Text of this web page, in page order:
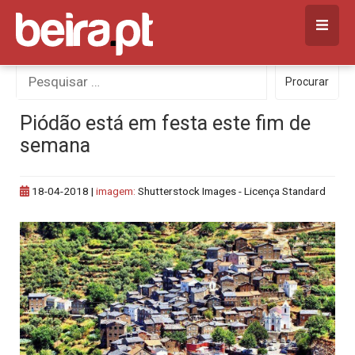
Skip
content
Procurar
por:
Procurar
Piódão está em festa este fim de
semana
18-04-2018 | imagem: Shutterstock Images - Licença Standard